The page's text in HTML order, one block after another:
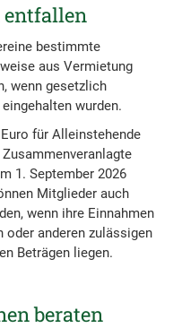
entfallen
bestimmte
aus Vermietung
wenn gesetzlich
wurden.
für Alleinstehende
1. September 2026
Mitglieder auch
wenn ihre Einnahmen
oder anderen zulässigen
Beträgen liegen.
beraten